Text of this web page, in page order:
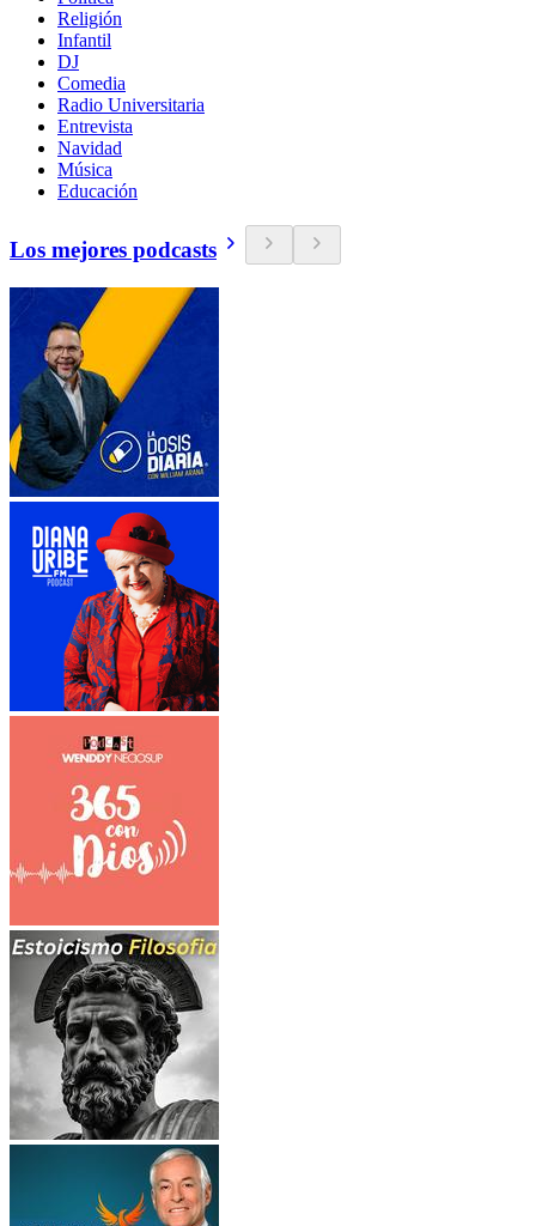
Religión
Infantil
DJ
Comedia
Radio Universitaria
Entrevista
Navidad
Música
Educación
Los mejores podcasts